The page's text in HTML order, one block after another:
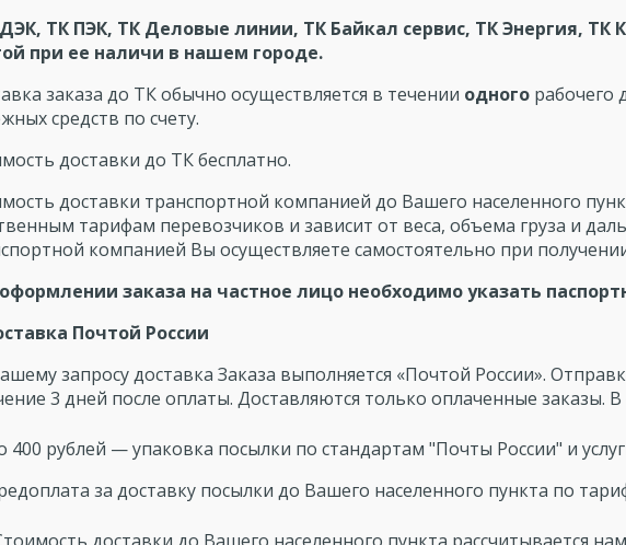
ТК ПЭК, ТК Деловые линии, ТК Байкал сервис, ТК Энергия, ТК
при ее наличи в нашем городе.
заказа до ТК обычно осуществляется в течении одного рабочего
средств по счету.
доставки до ТК бесплатно.
доставки транспортной компанией до Вашего населенного
тарифам перевозчиков и зависит от веса, объема груза и
компанией Вы осуществляете самостоятельно при
заказа на частное лицо необходимо указать
Почтой России
запросу доставка Заказа выполняется «Почтой России».
3 дней после оплаты. Доставляются только оплаченные заказы.
400 рублей — упаковка посылки по стандартам "Почты России" и
за доставку посылки до Вашего населенного пункта по